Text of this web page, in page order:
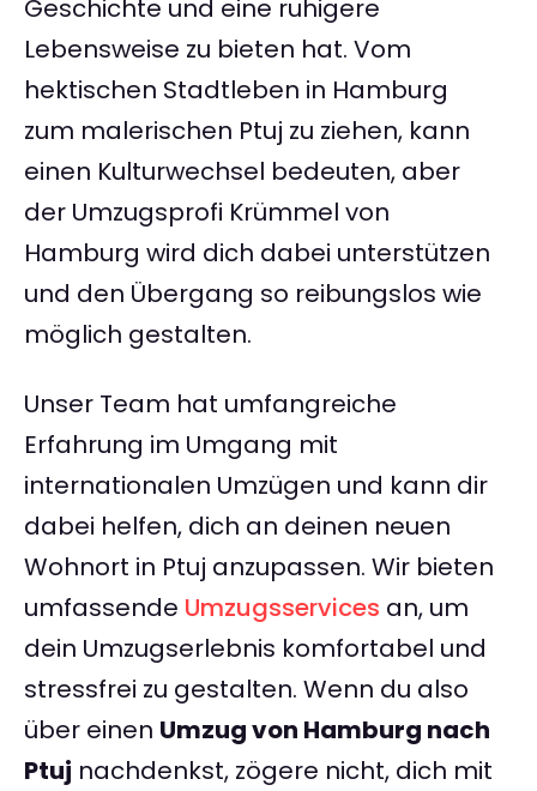
Geschichte und eine ruhigere
Lebensweise zu bieten hat. Vom
hektischen Stadtleben in Hamburg
zum malerischen Ptuj zu ziehen, kann
einen Kulturwechsel bedeuten, aber
der Umzugsprofi Krümmel von
Hamburg wird dich dabei unterstützen
und den Übergang so reibungslos wie
möglich gestalten.
Unser Team hat umfangreiche
Erfahrung im Umgang mit
internationalen Umzügen und kann dir
dabei helfen, dich an deinen neuen
Wohnort in Ptuj anzupassen. Wir bieten
umfassende Umzugsservices an, um
dein Umzugserlebnis komfortabel und
stressfrei zu gestalten. Wenn du also
über einen Umzug von Hamburg nach
Ptuj nachdenkst, zögere nicht, dich mit